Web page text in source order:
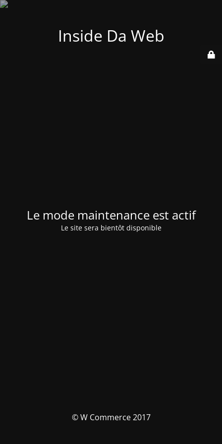
Inside Da Web
Le mode maintenance est actif
Le site sera bientôt disponible
© W Commerce 2017